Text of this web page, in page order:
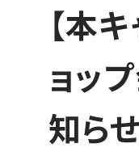
【本
ョッ
知らせ